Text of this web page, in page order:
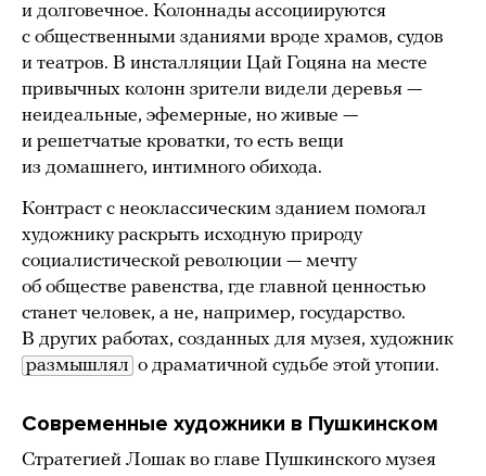
и долговечное. Колоннады ассоциируются
с общественными зданиями вроде храмов, судов
и театров. В инсталляции Цай Гоцяна на месте
привычных колонн зрители видели деревья —
неидеальные, эфемерные, но живые —
и решетчатые кроватки, то есть вещи
из домашнего, интимного обихода.
Контраст с неоклассическим зданием помогал
художнику раскрыть исходную природу
социалистической революции — мечту
об обществе равенства, где главной ценностью
станет человек, а не, например, государство.
В других работах, созданных для музея, художник
размышлял о драматичной судьбе этой утопии.
Современные художники в Пушкинском
Стратегией Лошак во главе Пушкинского музея